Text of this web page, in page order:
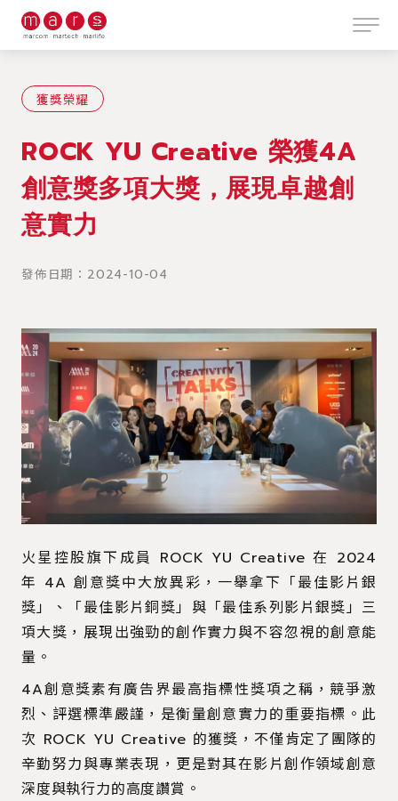
獲獎榮耀
ROCK YU Creative 榮獲4A
創意獎多項大獎，展現卓越創
意實力
發佈日期：2024-10-04
火星控股旗下成員 ROCK YU Creative 在 2024
年 4A 創意獎中大放異彩，一舉拿下「最佳影片銀
獎」、「最佳影片銅獎」與「最佳系列影片銀獎」三
項大獎，展現出強勁的創作實力與不容忽視的創意能
量。
4A創意獎素有廣告界最高指標性獎項之稱，競爭激
烈、評選標準嚴謹，是衡量創意實力的重要指標。此
次 ROCK YU Creative 的獲獎，不僅肯定了團隊的
辛勤努力與專業表現，更是對其在影片創作領域創意
深度與執行力的高度讚賞。